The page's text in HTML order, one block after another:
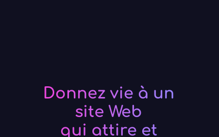
Donnez vie à un
site Web
qui attire et